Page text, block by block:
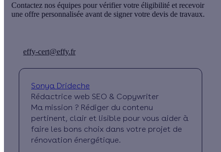
Contactez nos équipes pour vérifier votre éligibilité et recevoir
une offre personnalisée avant de signer votre devis de travaux.
effy-cert@effy.fr
Sonya Drideche
Rédactrice web SEO & Copywriter
Ma mission ? Rédiger du contenu
pertinent, clair et lisible pour vous aider à
faire les bons choix dans votre projet de
rénovation énergétique.